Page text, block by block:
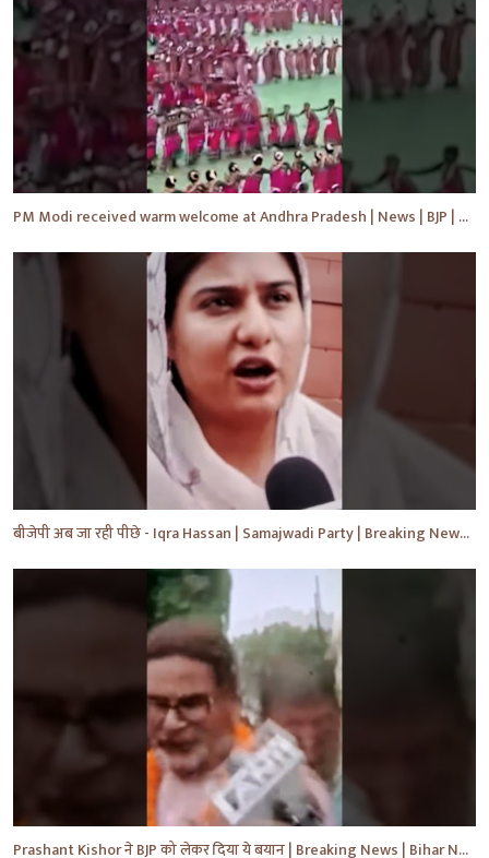
PM Modi received warm welcome at Andhra Pradesh | News | BJP | #shorts #ytshorts #news
बीजेपी अब जा रही पीछे - Iqra Hassan | Samajwadi Party | Breaking News | Akhilesh Yadav |#shorts #yt
Prashant Kishor ने BJP को लेकर दिया ये बयान | Breaking News | Bihar News | #shorts #yt #biharnews